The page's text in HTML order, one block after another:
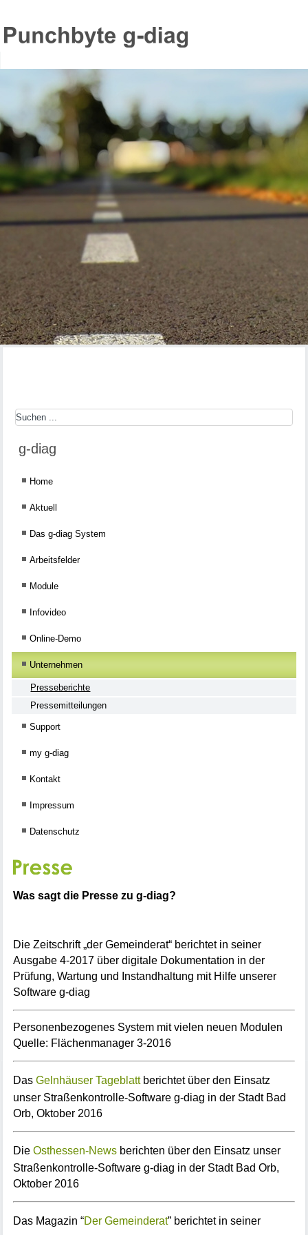
g-diag
Home
Aktuell
Das g-diag System
Arbeitsfelder
Module
Infovideo
Online-Demo
Unternehmen
Presseberichte
Pressemitteilungen
Support
my g-diag
Kontakt
Impressum
Datenschutz
Was sagt die Presse zu g-diag?
Die Zeitschrift „der Gemeinderat“ berichtet in seiner
Ausgabe 4-2017 über digitale Dokumentation in der
Prüfung, Wartung und Instandhaltung mit Hilfe unserer
Software g-diag
Personenbezogenes System mit vielen neuen Modulen
Quelle: Flächenmanager 3-2016
DasGelnhäuser Tageblattberichtet über den Einsatz
unser Straßenkontrolle-Software g-diag in der Stadt Bad
Orb, Oktober 2016
DieOsthessen-News berichten über den Einsatz unser
Straßenkontrolle-Software g-diag in der Stadt Bad Orb,
Oktober 2016
Das Magazin “Der Gemeinderat” berichtet in seiner